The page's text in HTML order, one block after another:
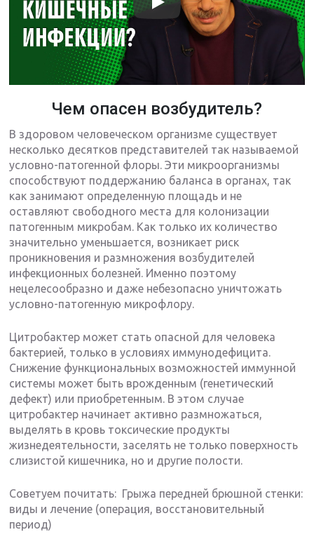
Чем опасен возбудитель?
В здоровом человеческом организме существует
несколько десятков представителей так называемой
условно-патогенной флоры. Эти микроорганизмы
способствуют поддержанию баланса в органах, так
как занимают определенную площадь и не
оставляют свободного места для колонизации
патогенным микробам. Как только их количество
значительно уменьшается, возникает риск
проникновения и размножения возбудителей
инфекционных болезней. Именно поэтому
нецелесообразно и даже небезопасно уничтожать
условно-патогенную микрофлору.
Цитробактер может стать опасной для человека
бактерией, только в условиях иммунодефицита.
Снижение функциональных возможностей иммунной
системы может быть врожденным (генетический
дефект) или приобретенным. В этом случае
цитробактер начинает активно размножаться,
выделять в кровь токсические продукты
жизнедеятельности, заселять не только поверхность
слизистой кишечника, но и другие полости.
Советуем почитать: Грыжа передней брюшной стенки:
виды и лечение (операция, восстановительный
период)